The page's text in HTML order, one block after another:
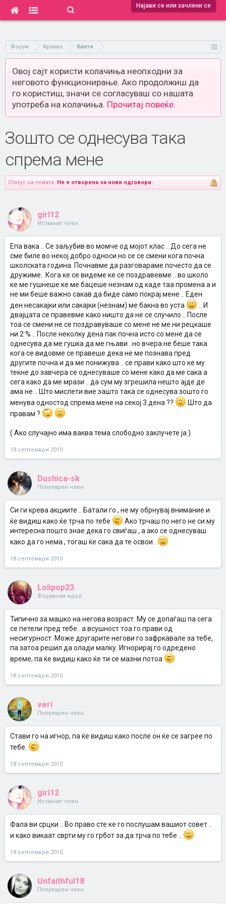
Најави се или зачлени се
Форум Архива Канта
Овој сајт користи колачиња неопходни за
неговото функционирање. Ако продолжиш да
го користиш, значи се согласуваш со нашата
употреба на колачиња. Прочитај повеќе.
Зошто се однесува така
спрема мене
Статус на темата: Не е отворена за нови одговори.
girl12
Истакнат член
Епа вака .. Се заљубив во момче од мојот клас .. До сега не
сме биле во некој добро односи но се се смени кога почна
школската година. Почнавме да разговараме почесто да се
дружиме.. Кога ке се видеме ке се поздравевме .. во школо
ке ме гушнеше ке ме бацеше незнам од каде таа промена а и
не ми беше важно сакав да биде само покрај мене .. Еден
ден несакајки или сакајки (незнам) ме бакна во уста
.. И
двајцата се правевме како ништо да не се случило .. После
тоа се смени не се поздравуваше со мене не ме ни рецкаше
ни 2 % .. После неколку дена пак почна исто со мене да се
однесува да ме гушка да ме гњави ..но вчера не беше така
кога се видовме се правеше дека не ме познава пред
другите почна и да ме понижува .. се прави како што ке му
текне до завчера се однесуваше со мене како да ме сака а
сега како да ме мрази .. да сум му згрешила нешто ајде де
ама не .. Што мислети вие зашто така се однесува зошто го
менува одностод спрема мене на секој 3 дена ??
Што да
правам ?
( Ако случајно има ваква тема слободно заклучете ја )
18 септември 2010
Dushica-sk
Популарен член
Си ги крева акциите .. Батали го , не му обрнувај внимание и
ќе видиш како ќе трча по тебе
Ако трчаш по него не си му
интересна пошто знае дека го свиѓаш , а ако се однесуваш
како да го нема , тогаш ќе сака да те освои .
18 септември 2010
Lolipop23
Форумски идол
Типично за машко на негова возраст. Му се допаѓаш па сега
се петели пред тебе.. а всушност тоа го прави од
несигурност. Може другарите негови го зафркавале за тебе,
па затоа решил да олади малку. Игнорирај го одредено
време, па ќе видиш како ќе ти се мазни потоа
18 септември 2010
veri
Популарен член
Стави го на игнор, па ќе видиш како после он ќе се загрее по
тебе.
18 септември 2010
girl12
Истакнат член
Фала ви срцки .. Во право сте ке го послушам вашиот совет ..
и како викаат сврти му го грбот за да трча по тебе ..
18 септември 2010
Unfaithful18
Популарен член